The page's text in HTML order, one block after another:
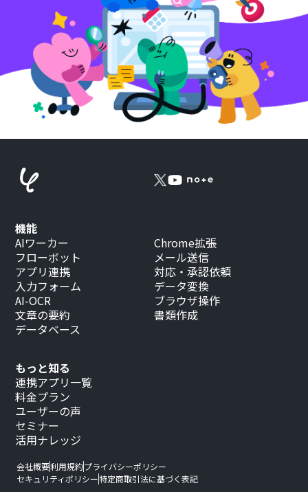
もっと知る
連携アプリ一覧
料金プラン
ユーザーの声
セミナー
活用ナレッジ
機能
AIワーカー
フローボット
アプリ連携
入力フォーム
AI-OCR
文章の要約
データベース
Chrome拡張
メール送信
対応・承認依頼
データ変換
ブラウザ操作
書類作成
会社概要利用規約プライバシーポリシー
セキュリティポリシー特定商取引法に基づく表記